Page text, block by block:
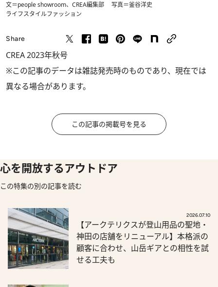
文＝people showroom、CREA編集部 写真＝釜谷洋史
ライフスタイルファッション
Share
CREA 2023年秋号
※この記事のデータは雑誌発売時のものであり、現在では
異なる場合があります。
この記事の掲載号を見る
心を開放するアウトドア
この特集の別の記事を読む
2026.07.10
【アークテリクスが登山用品の聖地・
神田の店舗をリニューアル】本格派の
顧客に合わせ、山岳ギアとの相性を試
せる工夫も